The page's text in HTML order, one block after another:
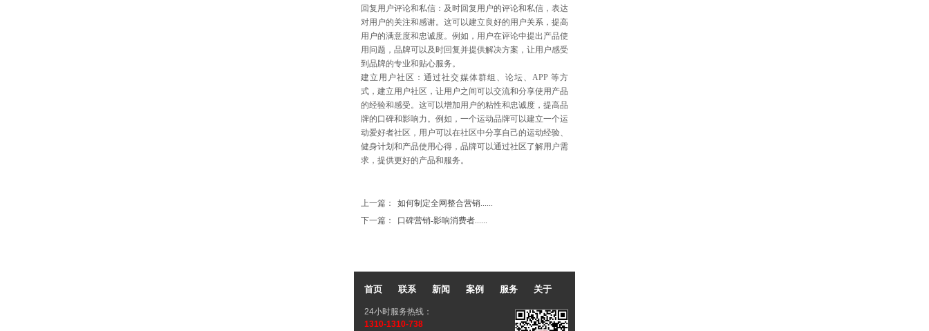
回复用户评论和私信：及时回复用户的评论和私信，表达
对用户的关注和感谢。这可以建立良好的用户关系，提高
用户的满意度和忠诚度。例如，用户在评论中提出产品使
用问题，品牌可以及时回复并提供解决方案，让用户感受
到品牌的专业和贴心服务。
建立用户社区：通过社交媒体群组、论坛、APP 等方
式，建立用户社区，让用户之间可以交流和分享使用产品
的经验和感受。这可以增加用户的粘性和忠诚度，提高品
牌的口碑和影响力。例如，一个运动品牌可以建立一个运
动爱好者社区，用户可以在社区中分享自己的运动经验、
健身计划和产品使用心得，品牌可以通过社区了解用户需
求，提供更好的产品和服务。
上一篇：
如何制定全网整合营销......
下一篇：
口碑营销-影响消费者......
24小时服务热线：
1310-1310-738
首页 联系 新闻 案例 服务 关于